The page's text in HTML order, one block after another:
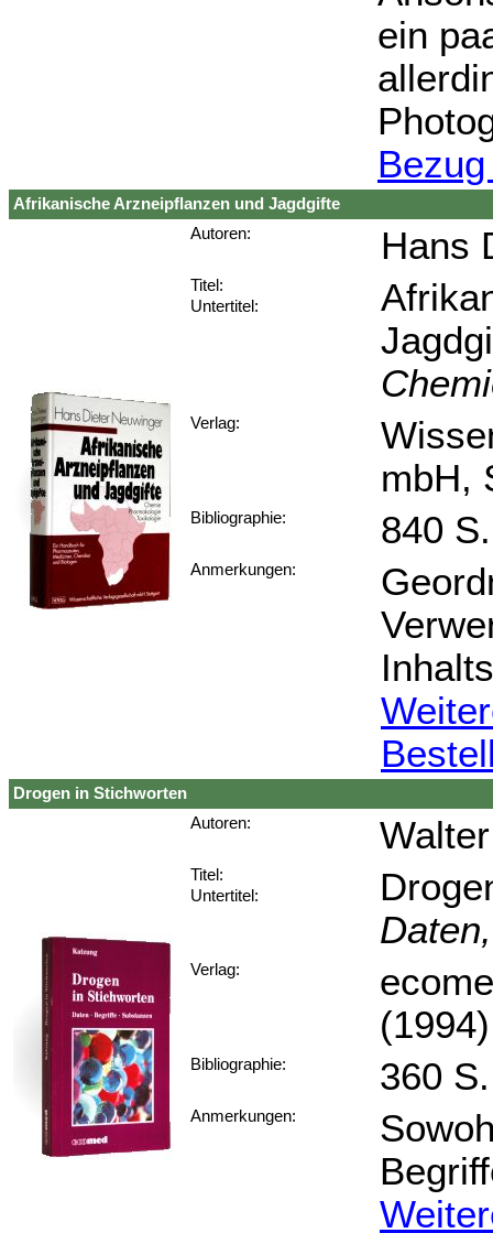
ein
Afrikanische Arzneipflanzen und Jagdgifte
Autoren:
Hans
Titel:
Untertitel:
Verlag:
mbH,
Bibliographie: 840
Anmerkungen:
Drogen in Stichworten
Autoren:
Titel:
Untertitel:
Verlag:
Bibliographie: 360
Anmerkungen: